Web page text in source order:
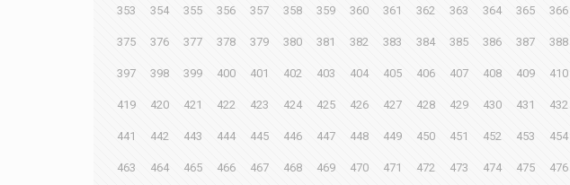
353 354 355 356 357 358 359 360 361 362 363 364 365 366
375 376 377 378 379 380 381 382 383 384 385 386 387 388
397 398 399 400 401 402 403 404 405 406 407 408 409 410
419 420 421 422 423 424 425 426 427 428 429 430 431 432
441 442 443 444 445 446 447 448 449 450 451 452 453 454
463 464 465 466 467 468 469 470 471 472 473 474 475 476